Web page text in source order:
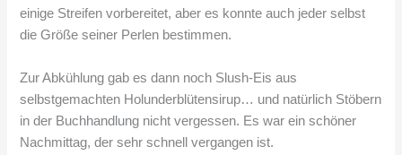
einige Streifen vorbereitet, aber es konnte auch jeder selbst
die Größe seiner Perlen bestimmen.
Zur Abkühlung gab es dann noch Slush-Eis aus
selbstgemachten Holunderblütensirup… und natürlich Stöbern
in der Buchhandlung nicht vergessen. Es war ein schöner
Nachmittag, der sehr schnell vergangen ist.